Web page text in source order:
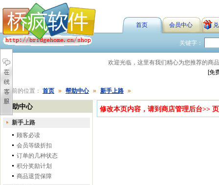
首页 会员中心
关键字：
欢迎光临，这里有我们精心为您推荐的
[免
您当前的位置： 首页 » 帮助中心 » 新手上路 »
帮助中心
新手上路
顾客必读
会员等级折扣
订单的几种状态
积分奖励计划
商品退货保障
修改本页内容，请到 商店管理后台>>